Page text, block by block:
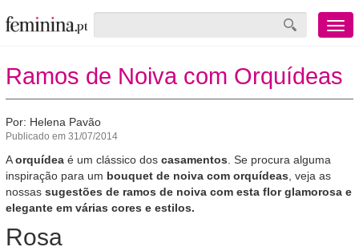
Menu
mobile
Ramos de Noiva com Orquídeas
Por: Helena Pavão
Publicado em 31/07/2014
Aorquídea é um clássico dos casamentos . Se procura alguma
inspiração para um bouquet de noiva com orquídeas , veja as
nossas sugestões de ramos de noiva com esta flor glamorosa e
elegante em várias cores e estilos.
Rosa